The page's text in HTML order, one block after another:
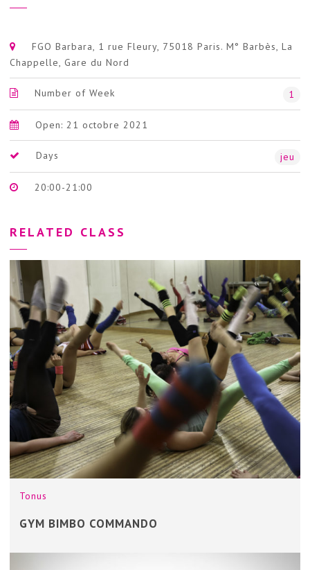
FGO Barbara, 1 rue Fleury, 75018 Paris. M° Barbès, La
Chappelle, Gare du Nord
Number of Week 1
Open: 21 octobre 2021
Days jeu
20:00-21:00
RELATED CLASS
Tonus
GYM BIMBO COMMANDO